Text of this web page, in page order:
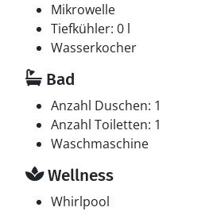
Mikrowelle
Tiefkühler: 0 l
Wasserkocher
Bad
Anzahl Duschen: 1
Anzahl Toiletten: 1
Waschmaschine
Wellness
Whirlpool